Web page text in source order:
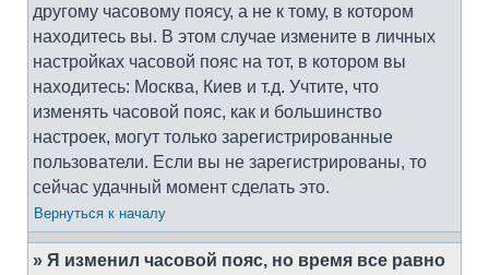
другому часовому поясу, а не к тому, в котором
находитесь вы. В этом случае измените в личных
настройках часовой пояс на тот, в котором вы
находитесь: Москва, Киев и т.д. Учтите, что
изменять часовой пояс, как и большинство
настроек, могут только зарегистрированные
пользователи. Если вы не зарегистрированы, то
сейчас удачный момент сделать это.
Вернуться к началу
» Я изменил часовой пояс, но время все равно